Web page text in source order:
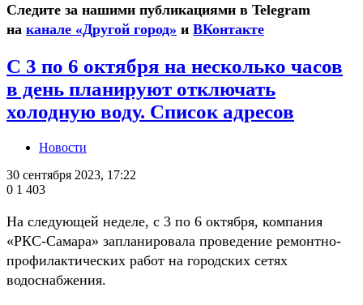
Следите за нашими публикациями в Telegram
на канале «Другой город» и ВКонтакте
С 3 по 6 октября на несколько часов
в день планируют отключать
холодную воду. Список адресов
Новости
30 сентября 2023, 17:22
0 1 403
На следующей неделе, с 3 по 6 октября, компания
«РКС-Самара» запланировала проведение ремонтно-
профилактических работ на городских сетях
водоснабжения.